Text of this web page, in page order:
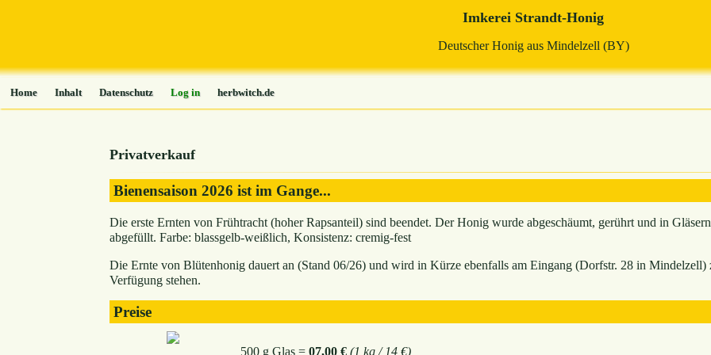
Imkerei Strandt-Honig
Deutscher Honig aus Mindelzell (BY)
Home Inhalt Datenschutz Log in herbwitch.de
Privatverkauf
Bienensaison 2026 ist im Gange...
Die erste Ernten von Frühtracht (hoher Rapsanteil) sind beendet. Der Honig wurde abgeschäumt, gerührt und in Gläsern
abgefüllt. Farbe: blassgelb-weißlich, Konsistenz: cremig-fest
Die Ernte von Blütenhonig dauert an (Stand 06/26) und wird in Kürze ebenfalls am Eingang (Dorfstr. 28 in Mindelzell)
Verfügung stehen.
Preise
500 g Glas = 07,00 € (1 kg / 14 €)